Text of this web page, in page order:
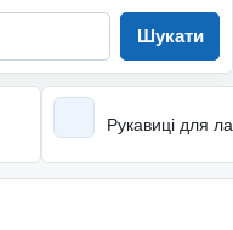
Шукати
Рукавиці для